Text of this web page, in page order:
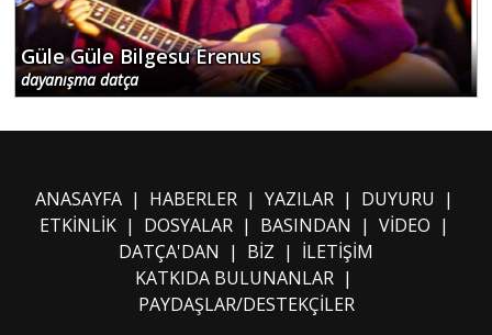
Gizle Tamam
Güle Güle Bilgesu Erenus
dayanışma datça
ANASAYFA| HABERLER| YAZILAR| DUYURU |
ETKİNLİK| DOSYALAR| BASINDAN | VİDEO |
DATÇA'DAN | BİZ | İLETİŞİM
KATKIDA BULUNANLAR |
PAYDAŞLAR/DESTEKÇİLER